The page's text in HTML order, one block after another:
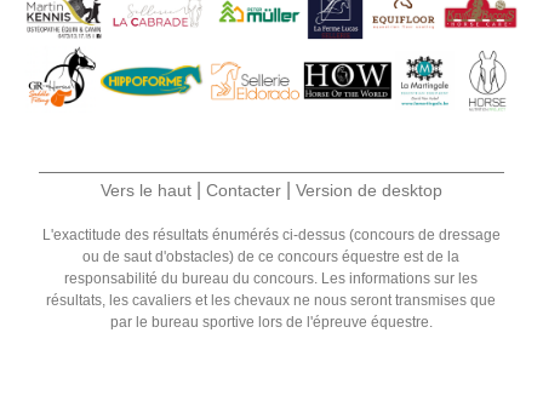
Vers le haut Contacter Version de desktop
L'exactitude des résultats énumérés ci-dessus (concours de dressage
ou de saut d'obstacles) de ce concours équestre est de la
responsabilité du bureau du concours. Les informations sur les
résultats, les cavaliers et les chevaux ne nous seront transmises que
par le bureau sportive lors de l'épreuve équestre.